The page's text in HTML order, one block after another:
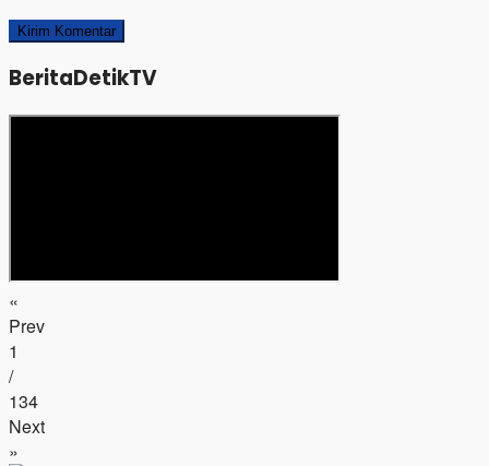
BeritaDetikTV
«
Prev
1
/
134
Next
»